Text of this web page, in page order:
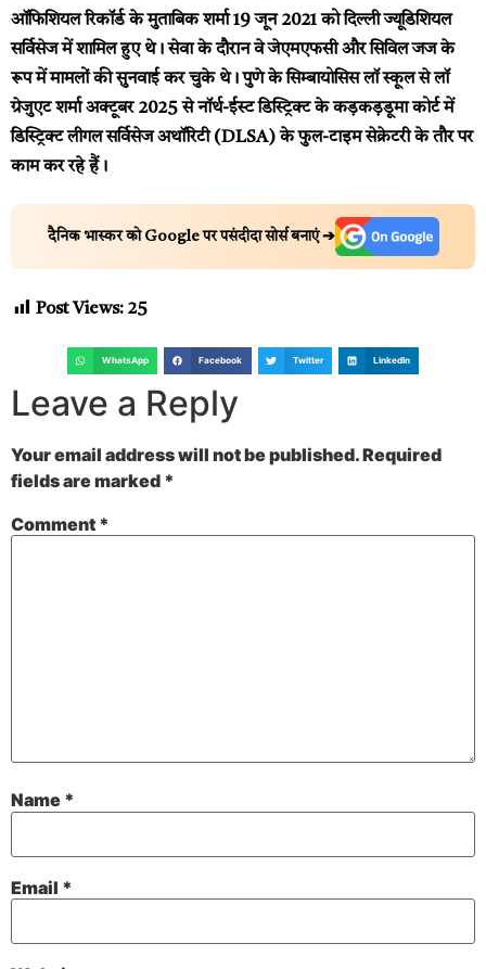
ऑफिशियल रिकॉर्ड के मुताबिक शर्मा 19 जून 2021 को दिल्ली ज्यूडिशियल
सर्विसेज में शामिल हुए थे। सेवा के दौरान वे जेएमएफसी और सिविल जज के
रूप में मामलों की सुनवाई कर चुके थे। पुणे के सिम्बायोसिस लॉ स्कूल से लॉ
ग्रेजुएट शर्मा अक्टूबर 2025 से नॉर्थ-ईस्ट डिस्ट्रिक्ट के कड़कड़डूमा कोर्ट में
डिस्ट्रिक्ट लीगल सर्विसेज अथॉरिटी (DLSA) के फुल-टाइम सेक्रेटरी के तौर पर
काम कर रहे हैं।
दैनिक भास्कर को Google पर पसंदीदा सोर्स बनाएं ➔
Post Views: 25
WhatsApp Facebook Twitter LinkedIn
Leave a Reply
Your email address will not be published.Required
fields are marked *
Comment *
Name *
Email *